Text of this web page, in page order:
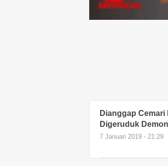
Dianggap
Digeruduk
7 Januari 2019 - 21:29